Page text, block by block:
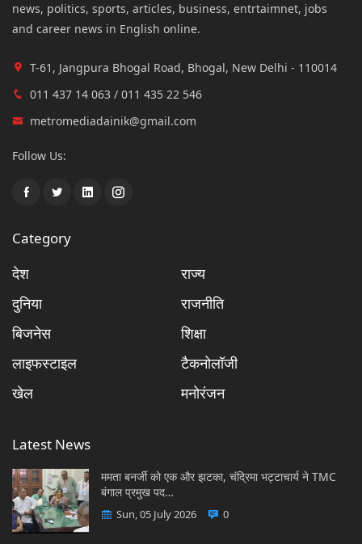
news, politics, sports, articles, business, entrtaimnet, jobs
and career news in English online.
T-61, Jangpura Bhogal Road, Bhogal, New Delhi - 110014
011 437 14 063 / 011 435 22 546
metromediadainik@gmail.com
Follow Us:
Category
देश
राज्य
दुनिया
राजनीति
बिजनेस
शिक्षा
लाइफस्टाइल
टैकनोलॉजी
खेल
मनोरंजन
Latest News
ममता बनर्जी को एक और झटका, चंद्रिमा भट्टाचार्य ने TMC
बंगाल प्रमुख पद…
Sun, 05 July 2026 0